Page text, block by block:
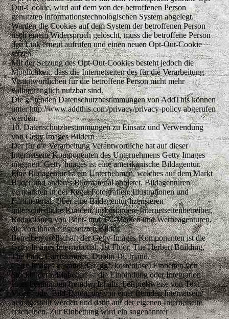
Out-Cookie, wird auf dem von der betroffenen Person
genutzten informationstechnologischen System abgelegt.
Werden die Cookies auf dem System der betroffenen Person
nach einem Widerspruch gelöscht, muss die betroffene Person
den Link erneut aufrufen und einen neuen Opt-Out-Cookie
setzen.
Mit der Setzung des Opt-Out-Cookies besteht jedoch die
Möglichkeit, dass die Internetseiten des für die Verarbeitung
Verantwortlichen für die betroffene Person nicht mehr
vollumfänglich nutzbar sind.
Die geltenden Datenschutzbestimmungen von AddThis können
unter http://www.addthis.com/privacy/privacy-policy abgerufen
werden.
10. Datenschutzbestimmungen zu Einsatz und Verwendung
von Getty Images Bildern
Der für die Verarbeitung Verantwortliche hat auf dieser
Internetseite Komponenten des Unternehmens Getty Images
integriert. Getty Images ist eine amerikanische Bildagentur.
Eine Bildagentur ist ein Unternehmen, welches auf dem Markt
Bilder und anderes Bildmaterial anbietet. Bildagenturen
vermarkten in der Regel Fotografien, Illustrationen und
Filmmaterial. Über eine Bildagentur lizensieren
unterschiedliche Kunden, insbesondere Internetseitenbetreiber,
Redaktionen von Print- und TV-Medien und Werbeagenturen,
die von ihnen eingesetzten Bilder.
Betreibergesellschaft der Getty-Images-Komponenten ist die
Getty Images International, 1st Floor, The Herbert Building,
The Park, Carrickmines, Dublin 18, Irland.
Getty Images gestattet das (ggf. kostenlose) Einbetten von
Stockbildern. Einbetten ist die Einbindung oder Integration
eines bestimmten fremden Inhalts, beispielsweise von Text-,
Video- oder Bild-Daten, die von einer fremden Internetseite
bereitgestellt werden und dann auf der eigenen Internetseite
erscheinen. Zur Einbettung wird ein sogenannter